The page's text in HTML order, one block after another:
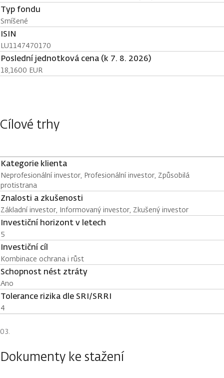
Typ fondu
Smíšené
ISIN
LU1147470170
Poslední jednotková cena (k 7. 8. 2026)
18,1600 EUR
Cílové trhy
Kategorie klienta
Neprofesionální investor, Profesionální investor, Způsobilá
protistrana
Znalosti a zkušenosti
Základní investor, Informovaný investor, Zkušený investor
Investiční horizont v letech
5
Investiční cíl
Kombinace ochrana i růst
Schopnost nést ztráty
Ano
Tolerance rizika dle SRI/SRRI
4
Dokumenty ke stažení